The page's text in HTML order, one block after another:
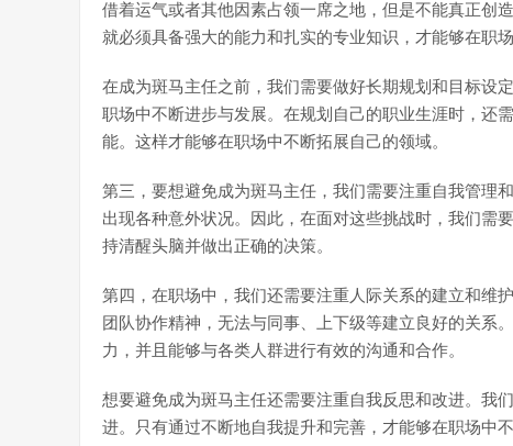
借着运气或者其他因素占领一席之地，但是不能真正创
就必须具备强大的能力和扎实的专业知识，才能够在职场
在成为斑马主任之前，我们需要做好长期规划和目标设
职场中不断进步与发展。在规划自己的职业生涯时，还
能。这样才能够在职场中不断拓展自己的领域。
第三，要想避免成为斑马主任，我们需要注重自我管理
出现各种意外状况。因此，在面对这些挑战时，我们需
持清醒头脑并做出正确的决策。
第四，在职场中，我们还需要注重人际关系的建立和维
团队协作精神，无法与同事、上下级等建立良好的关系
力，并且能够与各类人群进行有效的沟通和合作。
想要避免成为斑马主任还需要注重自我反思和改进。我
进。只有通过不断地自我提升和完善，才能够在职场中